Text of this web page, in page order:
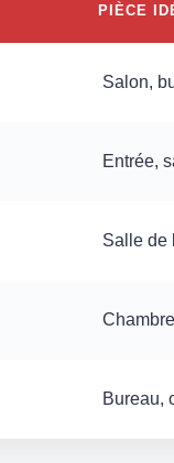
PIÈCE
Salon,
Entrée,
Salle de
Bureau,